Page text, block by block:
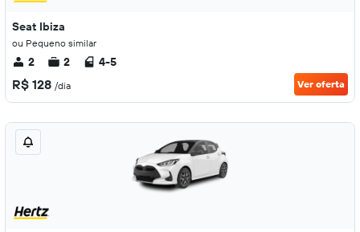
Seat Ibiza
ou Pequeno similar
2 2 4-5
R$ 128 /dia Ver oferta